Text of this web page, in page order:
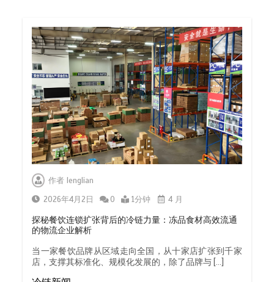
作者 lenglian
2026年4月2日
0 1分钟 4 月
探秘餐饮连锁扩张背后的冷链力量：冻品食材高效流通
的物流企业解析
当一家餐饮品牌从区域走向全国，从十家店扩张到千家
店，支撑其标准化、规模化发展的，除了品牌与 […]